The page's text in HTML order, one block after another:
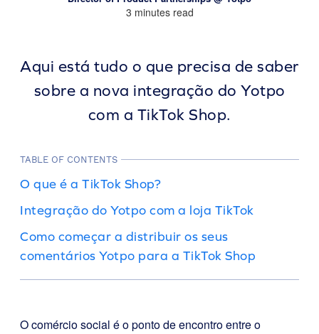
3 minutes read
Aqui está tudo o que precisa de saber
sobre a nova integração do Yotpo
com a TikTok Shop.
TABLE OF CONTENTS
O que é a TikTok Shop?
Integração do Yotpo com a loja TikTok
Como começar a distribuir os seus
comentários Yotpo para a TikTok Shop
O comércio social é o ponto de encontro entre o